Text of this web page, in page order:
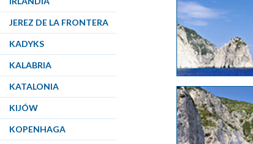
JEREZ DE LA FRONTERA
KADYKS
KALABRIA
KATALONIA
KIJÓW
KOPENHAGA